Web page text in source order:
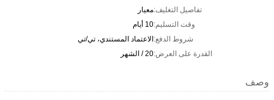
تفاصيل التغليف:معيار
وقت التسليم:10 أيام
شروط الدفع:الاعتماد المستندي، تي/تي
القدرة على العرض:20 / الشهر
وصف